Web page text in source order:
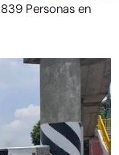
Personas en